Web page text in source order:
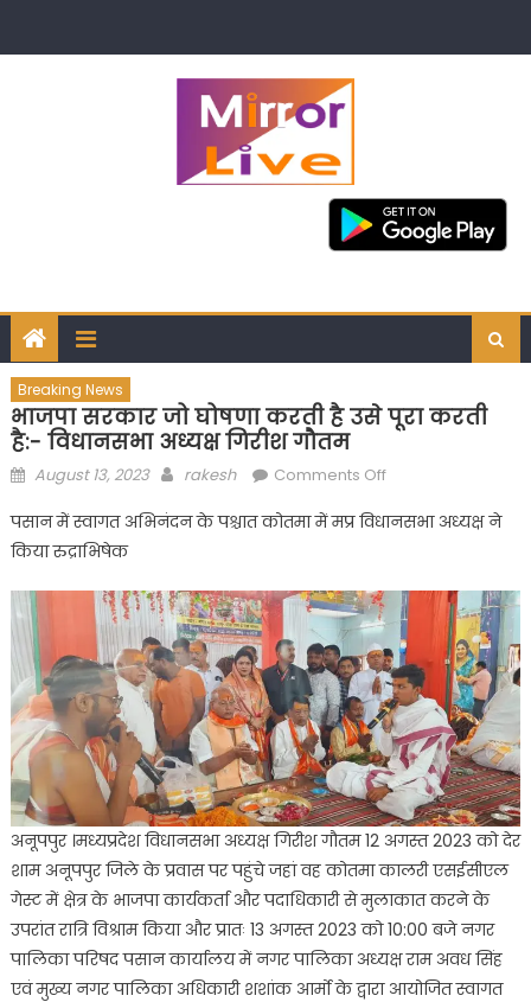
Breaking News
भाजपा सरकार जो घोषणा करती है उसे पूरा करती
है:- विधानसभा अध्यक्ष गिरीश गौतम
Posted
August 13, 2023 Author
rakesh Comments Offon
सरकार
करती
उसे
पूरा
करती
है:-
विधानसभा
अध्यक्ष
गिरीश
गौतम
पसान में स्वागत अभिनंदन के पश्चात कोतमा में मप्र विधानसभा अध्यक्ष ने
किया रुद्राभिषेक
अनूपपुर ।मध्यप्रदेश विधानसभा अध्यक्ष गिरीश गौतम 12 अगस्त 2023 को देर
शाम अनूपपुर जिले के प्रवास पर पहुंचे जहां वह कोतमा कालरी एसईसीएल
गेस्ट में क्षेत्र के भाजपा कार्यकर्ता और पदाधिकारी से मुलाकात करने के
उपरांत रात्रि विश्राम किया और प्रातः 13 अगस्त 2023 को 10:00 बजे नगर
पालिका परिषद पसान कार्यालय में नगर पालिका अध्यक्ष राम अवध सिंह
एवं मुख्य नगर पालिका अधिकारी शशांक आर्मो के द्वारा आयोजित स्वागत